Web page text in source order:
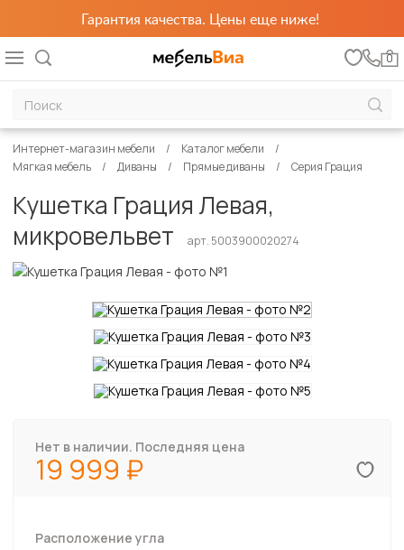
Гарантия качества. Цены еще ниже!
0
Интернет-магазин мебели
Каталог мебели
Мягкая мебель
Диваны Прямые диваны Серия Грация
Кушетка Грация Левая,
микровельвет
арт. 5003900020274
Нет в наличии. Последняя цена
19 999
Расположение угла